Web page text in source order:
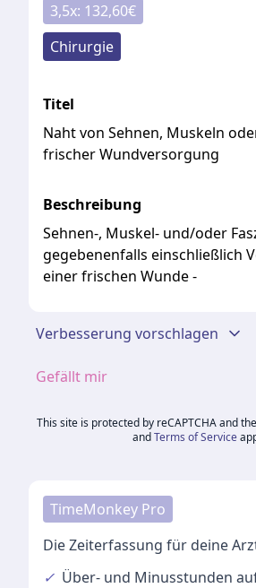
3,5x: 132,60€
Chirurgie
Titel
Naht von Sehnen, Muskeln
frischer Wundversorgung
Beschreibung
Sehnen-, Muskel- und/oder
gegebenenfalls einschließlich
einer frischen Wunde -
Verbesserung vorschlagen
Gefällt mir
This site is protected by reCAPTCHA and
and Terms of Service
TimeMonkey Pro
Die Zeiterfassung für deine
✓ Über- und Minusstunden